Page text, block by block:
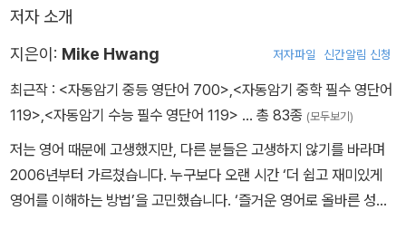
저자 소개
지은이: Mike Hwang 저자파일 신간알림 신청
최근작 : <자동암기 중등 영단어 700>,<자동암기 중학 필수 영단어
119>,<자동암기 수능 필수 영단어 119> … 총 83종 (모두보기)
저는 영어 때문에 고생했지만, 다른 분들은 고생하지 않기를 바라며
2006년부터 가르쳤습니다. 누구보다 오랜 시간 ‘더 쉽고 재미있게
영어를 이해하는 방법’을 고민했습니다. ‘즐거운 영어로 올바른 성품